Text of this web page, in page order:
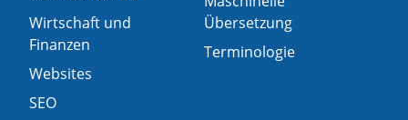
Wirtschaft und
Finanzen
Websites
SEO
Übersetzung
Terminologie